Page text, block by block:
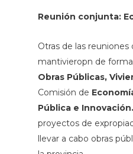
Reunión conjunta:
Otras de las reuniones
mantivieropn de
Obras Públicas,
Comisión de
Pública e Innovación.
proyectos de
llevar a cabo obras